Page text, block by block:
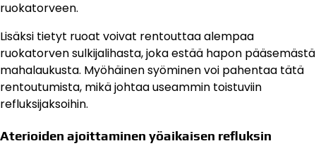
ruokatorveen.
Lisäksi tietyt ruoat voivat rentouttaa alempaa
ruokatorven sulkijalihasta, joka estää hapon pääsemästä
mahalaukusta. Myöhäinen syöminen voi pahentaa tätä
rentoutumista, mikä johtaa useammin toistuviin
refluksijaksoihin.
Aterioiden ajoittaminen yöaikaisen refluksin